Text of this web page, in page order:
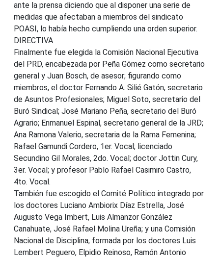
ante la prensa diciendo que al disponer una serie de
medidas que afectaban a miembros del sindicato
POASI, lo había hecho cumpliendo una orden superior.
DIRECTIVA
Finalmente fue elegida la Comisión Nacional Ejecutiva
del PRD, encabezada por Peña Gómez como secretario
general y Juan Bosch, de asesor; figurando como
miembros, el doctor Fernando A. Silié Gatón, secretario
de Asuntos Profesionales; Miguel Soto, secretario del
Buró Sindical; José Mariano Peña, secretario del Buró
Agrario; Enmanuel Espinal, secretario general de la JRD;
Ana Ramona Valerio, secretaria de la Rama Femenina;
Rafael Gamundi Cordero, 1er. Vocal; licenciado
Secundino Gil Morales, 2do. Vocal; doctor Jottin Cury,
3er. Vocal; y profesor Pablo Rafael Casimiro Castro,
4to. Vocal.
También fue escogido el Comité Político integrado por
los doctores Luciano Ambiorix Díaz Estrella, José
Augusto Vega Imbert, Luis Almanzor González
Canahuate, José Rafael Molina Ureña; y una Comisión
Nacional de Disciplina, formada por los doctores Luis
Lembert Peguero, Elpidio Reinoso, Ramón Antonio